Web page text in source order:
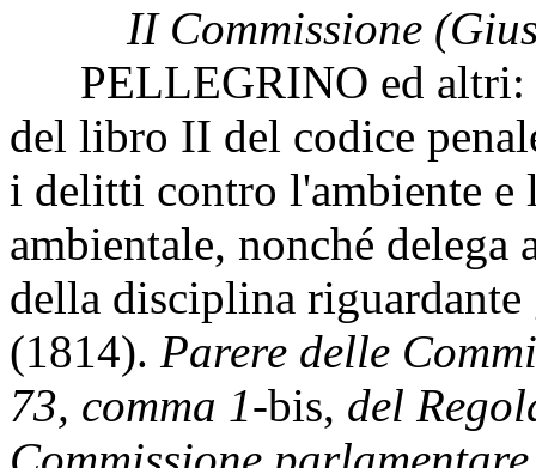
II Commissione
PELLEGRINO ed altri:
del libro II del codice
i delitti contro l'ambiente e
ambientale, nonché
della disciplina
(1814). Parere delle
73, comma 1-bis, del